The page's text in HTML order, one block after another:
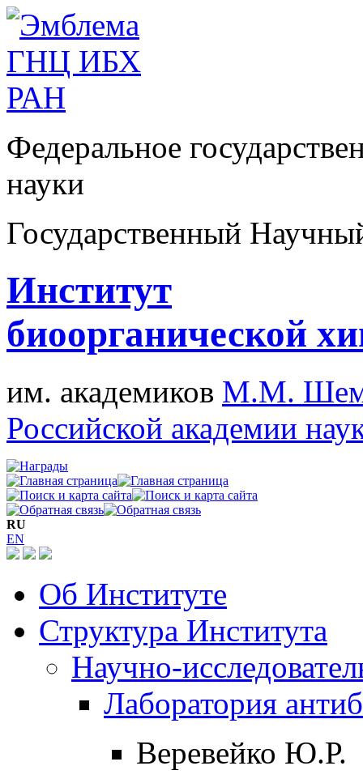
Федеральное
науки
Государственный
Институт
биоорганической
им. академиков М.М.
Российской академии
RU
EN
Об Институте
Структура Института
Научно-
Лаборатория
Веревейко Ю.Р.